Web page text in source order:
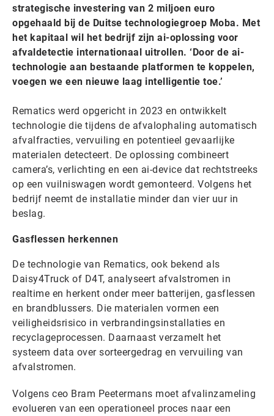
strategische investering van 2 miljoen euro
opgehaald bij de Duitse technologiegroep Moba. Met
het kapitaal wil het bedrijf zijn ai-oplossing voor
afvaldetectie internationaal uitrollen. ‘Door de ai-
technologie aan bestaande platformen te koppelen,
voegen we een nieuwe laag intelligentie toe.’
Rematics werd opgericht in 2023 en ontwikkelt
technologie die tijdens de afvalophaling automatisch
afvalfracties, vervuiling en potentieel gevaarlijke
materialen detecteert. De oplossing combineert
camera’s, verlichting en een ai-device dat rechtstreeks
op een vuilniswagen wordt gemonteerd. Volgens het
bedrijf neemt de installatie minder dan vier uur in
beslag.
Gasflessen herkennen
De technologie van Rematics, ook bekend als
Daisy4Truck of D4T, analyseert afvalstromen in
realtime en herkent onder meer batterijen, gasflessen
en brandblussers. Die materialen vormen een
veiligheidsrisico in verbrandingsinstallaties en
recyclageprocessen. Daarnaast verzamelt het
systeem data over sorteergedrag en vervuiling van
afvalstromen.
Volgens ceo Bram Peetermans moet afvalinzameling
evolueren van een operationeel proces naar een